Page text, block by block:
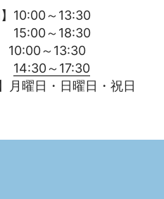
】10:00～13:30
～18:30
～13:30
14:30～17:30
】月曜日・日曜日・祝日